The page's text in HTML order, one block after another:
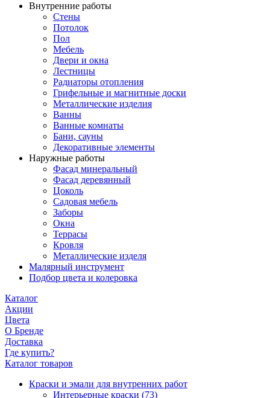
Внутренние работы
Стены
Потолок
Пол
Мебель
Двери и окна
Лестницы
Радиаторы отопления
Грифельные и магнитные доски
Металлические изделия
Ванны
Ванные комнаты
Бани, сауны
Декоративные элементы
Наружные работы
Фасад минеральный
Фасад деревянный
Цоколь
Садовая мебель
Заборы
Окна
Террасы
Кровля
Металлические изделя
Малярный инструмент
Подбор цвета и колеровка
Каталог
Акции
Цвета
О Бренде
Доставка
Где купить?
Каталог товаров
Краски и эмали для внутренних работ
Интерьерные краски (73)